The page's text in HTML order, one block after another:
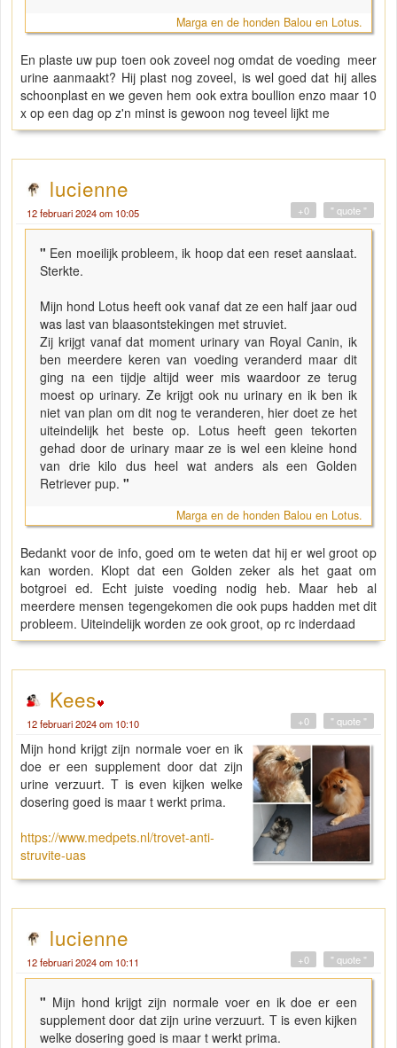
Marga en de honden Balou en Lotus.
En plaste uw pup toen ook zoveel nog omdat de voeding meer
urine aanmaakt? Hij plast nog zoveel, is wel goed dat hij alles
schoonplast en we geven hem ook extra boullion enzo maar 10
x op een dag op z'n minst is gewoon nog teveel lijkt me
lucienne
12 februari 2024 om 10:05 " quote "
+0
" Een moeilijk probleem, ik hoop dat een reset aanslaat.
Sterkte.
Mijn hond Lotus heeft ook vanaf dat ze een half jaar oud
was last van blaasontstekingen met struviet.
Zij krijgt vanaf dat moment urinary van Royal Canin, ik
ben meerdere keren van voeding veranderd maar dit
ging na een tijdje altijd weer mis waardoor ze terug
moest op urinary. Ze krijgt ook nu urinary en ik ben ik
niet van plan om dit nog te veranderen, hier doet ze het
uiteindelijk het beste op. Lotus heeft geen tekorten
gehad door de urinary maar ze is wel een kleine hond
van drie kilo dus heel wat anders als een Golden
Retriever pup. "
Marga en de honden Balou en Lotus.
Bedankt voor de info, goed om te weten dat hij er wel groot op
kan worden. Klopt dat een Golden zeker als het gaat om
botgroei ed. Echt juiste voeding nodig heb. Maar heb al
meerdere mensen tegengekomen die ook pups hadden met dit
probleem. Uiteindelijk worden ze ook groot, op rc inderdaad
Kees
12 februari 2024 om 10:10 " quote "
+0
Mijn hond krijgt zijn normale voer en ik
doe er een supplement door dat zijn
urine verzuurt. T is even kijken welke
dosering goed is maar t werkt prima.
https://www.medpets.nl/trovet-anti-
struvite-uas
lucienne
12 februari 2024 om 10:11 " quote "
+0
" Mijn hond krijgt zijn normale voer en ik doe er een
supplement door dat zijn urine verzuurt. T is even kijken
welke dosering goed is maar t werkt prima.